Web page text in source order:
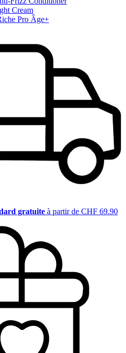
Cream
Pro Âge+
gratuite à partir de CHF 69.90